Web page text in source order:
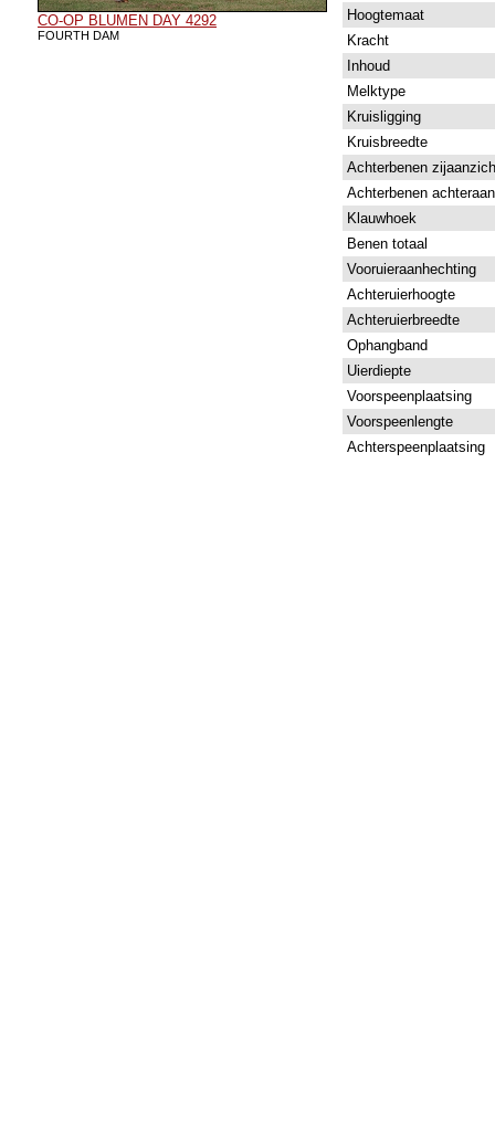
CO-OP BLUMEN DAY 4292
FOURTH DAM
Hoogtemaat
Kracht
Inhoud
Melktype
Kruisligging
Kruisbreedte
Achterbenen
Achterbenen
Klauwhoek
Benen totaal
Vooruieraanhechting
Achteruierhoogte
Achteruierbreedte
Ophangband
Uierdiepte
Voorspeenplaatsing
Voorspeenlengte
Achterspeenplaatsing